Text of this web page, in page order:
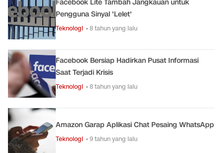
Facebook Lite Tambah Jangkauan untuk
Pengguna Sinyal 'Lelet'
Teknologi • 8 tahun yang lalu
Facebook Bersiap Hadirkan Pusat Informasi
Saat Terjadi Krisis
Teknologi • 8 tahun yang lalu
Amazon Garap Aplikasi Chat Pesaing WhatsApp
Teknologi • 9 tahun yang lalu